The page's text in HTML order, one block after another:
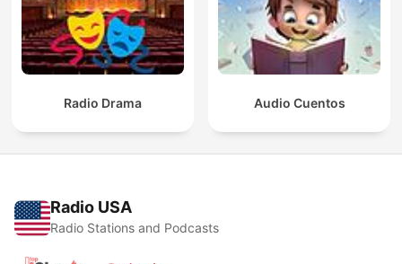
Radio Drama Audio Cuentos
Radio USA
Radio Stations and Podcasts